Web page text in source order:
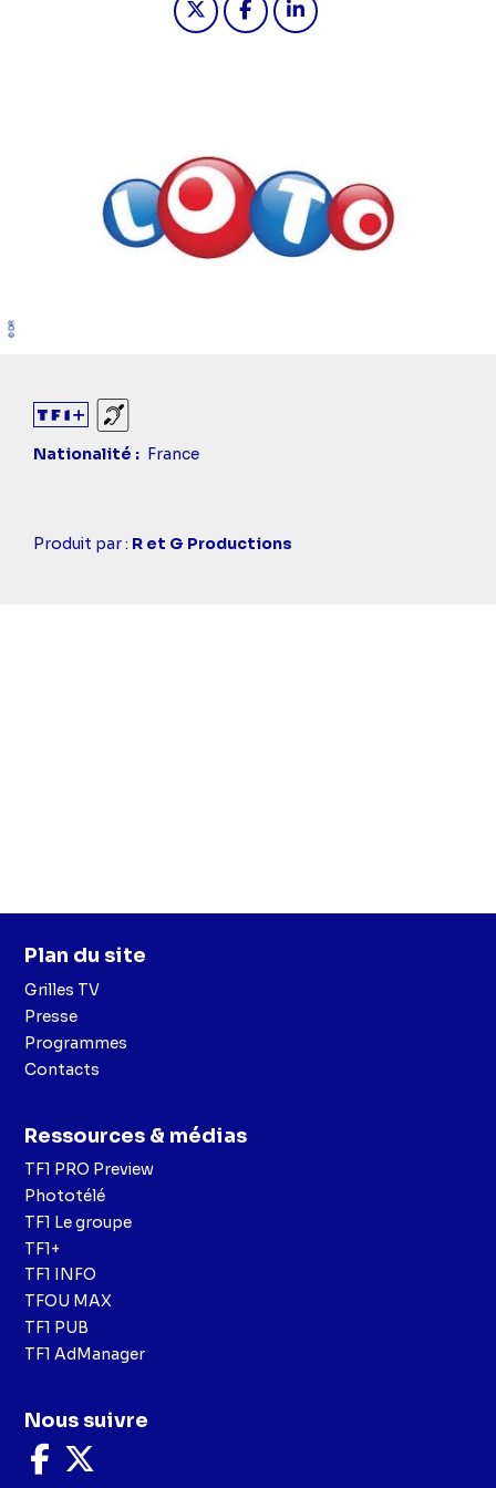
Sourds et malentendants
Nationalité
France
Casting
Produit par : R et G Productions
Plan du site
Grilles TV
Presse
Programmes
Contacts
Ressources & médias
TF1 PRO Preview
Phototélé
TF1 Le groupe
TF1+
TF1 INFO
TFOU MAX
TF1 PUB
TF1 AdManager
Nous suivre
Nous
suivre